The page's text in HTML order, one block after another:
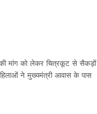
की मांग को लेकर चित्रकूट से सैकड़ों
ने मुख्यमंत्री आवास के पास